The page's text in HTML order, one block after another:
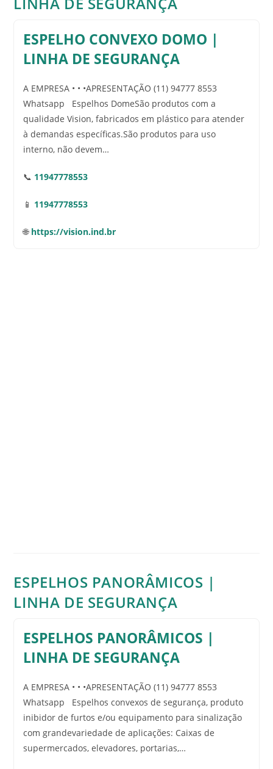
ESPELHO CONVEXO DOMO |
LINHA DE SEGURANÇA
A EMPRESA • • •APRESENTAÇÃO (11) 94777 8553
Whatsapp Espelhos DomeSão produtos com a
qualidade Vision, fabricados em plástico para atender
à demandas específicas.São produtos para uso
interno, não devem…
📞 11947778553
📱 11947778553
🌐 https://vision.ind.br
ESPELHOS PANORÂMICOS |
LINHA DE SEGURANÇA
ESPELHOS PANORÂMICOS |
LINHA DE SEGURANÇA
A EMPRESA • • •APRESENTAÇÃO (11) 94777 8553
Whatsapp Espelhos convexos de segurança, produto
inibidor de furtos e/ou equipamento para sinalização
com grandevariedade de aplicações: Caixas de
supermercados, elevadores, portarias,…